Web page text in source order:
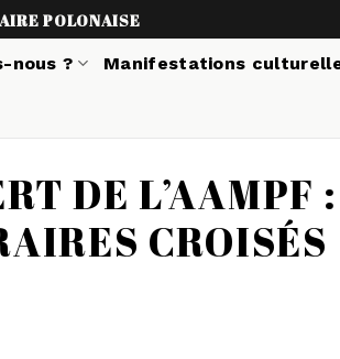
POLONAISE
nous ? Manifestations
DE L’AAMPF
CROISÉS